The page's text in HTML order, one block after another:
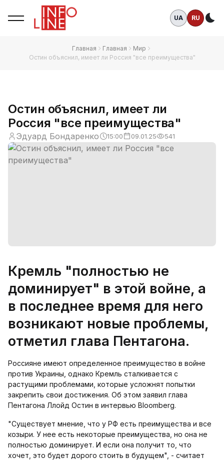
UA RU
Главная Главная
Мир
Остин объяснил, имеет ли Россия "все преимущества"
Остин объяснил, имеет ли
Россия "все преимущества"
Эдуард Бондаренко 15:00 09.01.25 541
Кремль "полностью не
доминирует" в этой войне, а
в последнее время для него
возникают новые проблемы,
отметил глава Пентагона.
Россияне имеют определенное преимущество в войне
против Украины, однако Кремль сталкивается с
растущими проблемами, которые усложнят попытки
закрепить свои достижения. Об этом заявил глава
Пентагона Ллойд Остин в интервью Bloomberg.
"Существует мнение, что у РФ есть преимущества и все
козыри. У нее есть некоторые преимущества, но она не
полностью доминирует. И если она получит то, что
хочет, это будет дорого стоить в будущем", - считает